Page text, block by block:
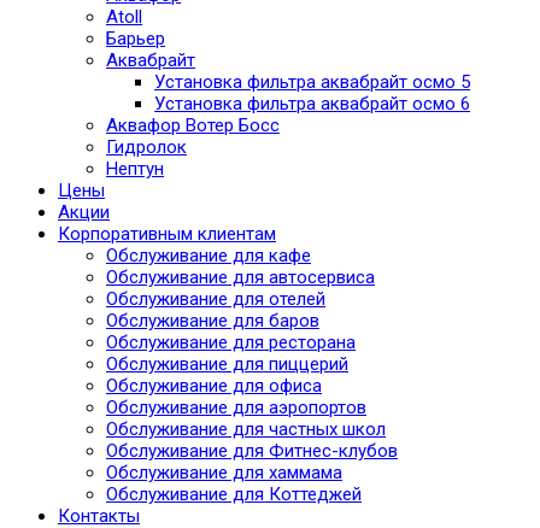
Atoll
Барьер
Аквабрайт
Установка фильтра аквабрайт осмо 5
Установка фильтра аквабрайт осмо 6
Аквафор Вотер Босс
Гидролок
Нептун
Цены
Акции
Корпоративным клиентам
Обслуживание для кафе
Обслуживание для автосервиса
Обслуживание для отелей
Обслуживание для баров
Обслуживание для ресторана
Обслуживание для пиццерий
Обслуживание для офиса
Обслуживание для аэропортов
Обслуживание для частных школ
Обслуживание для Фитнес-клубов
Обслуживание для хаммама
Обслуживание для Коттеджей
Контакты